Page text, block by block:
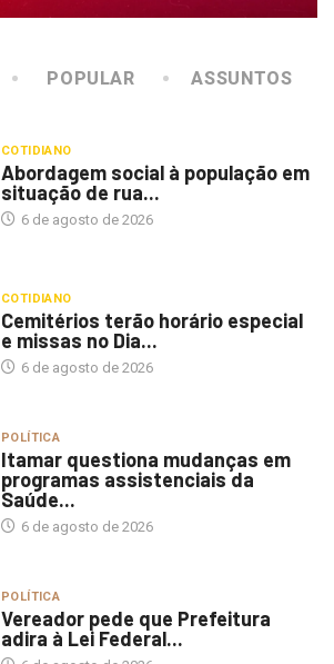
POPULAR ASSUNTOS
COTIDIANO
Abordagem social à população em
situação de rua...
6 de agosto de 2026
COTIDIANO
Cemitérios terão horário especial
e missas no Dia...
6 de agosto de 2026
POLÍTICA
Itamar questiona mudanças em
programas assistenciais da
Saúde...
6 de agosto de 2026
POLÍTICA
Vereador pede que Prefeitura
adira à Lei Federal...